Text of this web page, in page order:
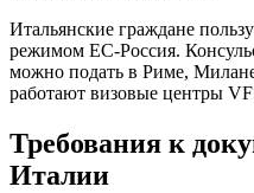
Итальянские граждане
режимом ЕС-Россия.
можно подать в Риме,
работают визовые центры
Требования к
Италии